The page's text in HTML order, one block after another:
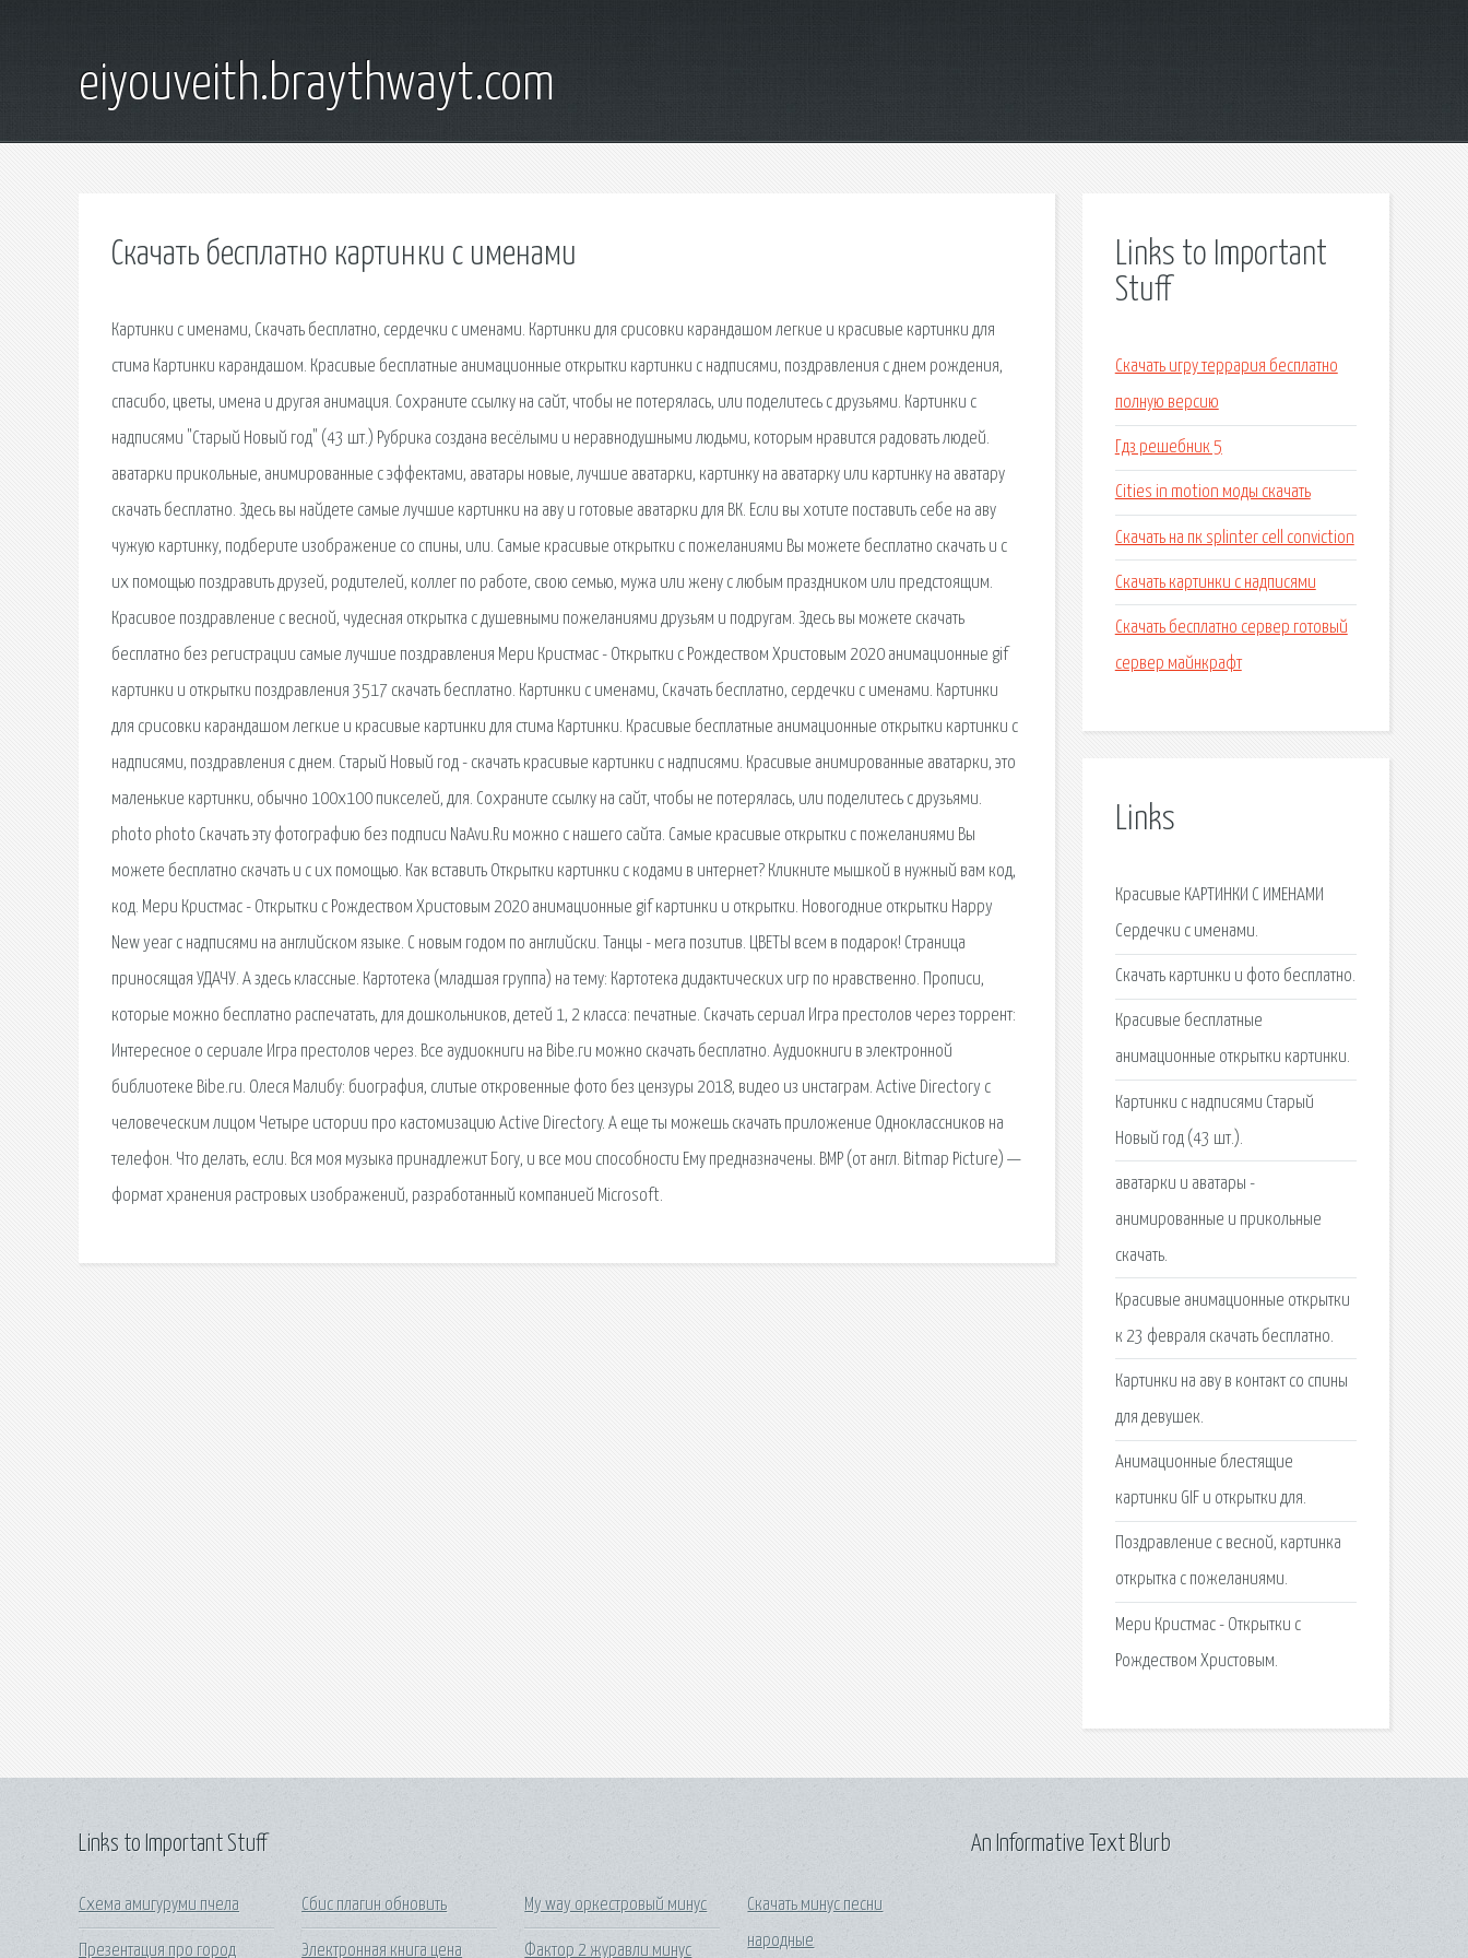
eiyouveith.braythwayt.com
Скачать бесплатно картинки с именами
Картинки с именами, Скачать бесплатно, сердечки с именами. Картинки для срисовки карандашом легкие и красивые картинки для
стима Картинки карандашом. Красивые бесплатные анимационные открытки картинки с надписями, поздравления с днем рождения,
спасибо, цветы, имена и другая анимация. Сохраните ссылку на сайт, чтобы не потерялась, или поделитесь с друзьями. Картинки с
надписями "Старый Новый год" (43 шт.) Рубрика создана весёлыми и неравнодушными людьми, которым нравится радовать людей.
аватарки прикольные, анимированные с эффектами, аватары новые, лучшие аватарки, картинку на аватарку или картинку на аватару
скачать бесплатно. Здесь вы найдете самые лучшие картинки на аву и готовые аватарки для ВК. Если вы хотите поставить себе на аву
чужую картинку, подберите изображение со спины, или. Самые красивые открытки с пожеланиями Вы можете бесплатно скачать и с
их помощью поздравить друзей, родителей, коллег по работе, свою семью, мужа или жену с любым праздником или предстоящим.
Красивое поздравление с весной, чудесная открытка с душевными пожеланиями друзьям и подругам. Здесь вы можете скачать
бесплатно без регистрации самые лучшие поздравления Мери Кристмас - Открытки с Рождеством Христовым 2020 анимационные gif
картинки и открытки поздравления 3517 скачать бесплатно. Картинки с именами, Скачать бесплатно, сердечки с именами. Картинки
для срисовки карандашом легкие и красивые картинки для стима Картинки. Красивые бесплатные анимационные открытки картинки с
надписями, поздравления с днем. Старый Новый год - скачать красивые картинки с надписями. Красивые анимированные аватарки, это
маленькие картинки, обычно 100х100 пикселей, для. Сохраните ссылку на сайт, чтобы не потерялась, или поделитесь с друзьями.
photo photo Скачать эту фотографию без подписи NaAvu.Ru можно с нашего сайта. Самые красивые открытки с пожеланиями Вы
можете бесплатно скачать и с их помощью. Как вставить Открытки картинки с кодами в интернет? Кликните мышкой в нужный вам код,
код. Мери Кристмас - Открытки с Рождеством Христовым 2020 анимационные gif картинки и открытки. Новогодние открытки Happy
New year с надписями на английском языке. C новым годом по английски. Танцы - мега позитив. ЦВЕТЫ всем в подарок! Страница
приносящая УДАЧУ. А здесь классные. Картотека (младшая группа) на тему: Картотека дидактических игр по нравственно. Прописи,
которые можно бесплатно распечатать, для дошкольников, детей 1, 2 класса: печатные. Скачать сериал Игра престолов через торрент:
Интересное о сериале Игра престолов через. Все аудиокниги на Bibe.ru можно скачать бесплатно. Аудиокниги в электронной
библиотеке Bibe.ru. Олеся Малибу: биография, слитые откровенные фото без цензуры 2018, видео из инстаграм. Active Directory с
человеческим лицом Четыре истории про кастомизацию Active Directory. А еще ты можешь скачать приложение Одноклассников на
телефон. Что делать, если. Вся моя музыка принадлежит Богу, и все мои способности Ему предназначены. BMP (от англ. Bitmap Picture) —
формат хранения растровых изображений, разработанный компанией Microsoft.
Links to Important
Stuff
Скачать игру террария бесплатно
полную версию
Гдз решебник 5
Cities in motion моды скачать
Скачать на пк splinter cell conviction
Скачать картинки с надписями
Скачать бесплатно сервер готовый
сервер майнкрафт
Links
Красивые КАРТИНКИ С ИМЕНАМИ
Cердечки с именами.
Скачать картинки и фото бесплатно.
Красивые бесплатные
анимационные открытки картинки.
Картинки с надписями Старый
Новый год (43 шт.).
аватарки и аватары -
анимированные и прикольные
скачать.
Красивые анимационные открытки
к 23 февраля скачать бесплатно.
Картинки на аву в контакт со спины
для девушек.
Анимационные блестящие
картинки GIF и открытки для.
Поздравление с весной, картинка
открытка с пожеланиями.
Мери Кристмас - Открытки с
Рождеством Христовым.
Links to Important Stuff
Схема амигуруми пчела
Презентация про город
Сбис плагин обновить
Электронная книга цена
My way оркестровый минус
Фактор 2 журавли минус
Скачать минус песни
народные
An Informative Text Blurb